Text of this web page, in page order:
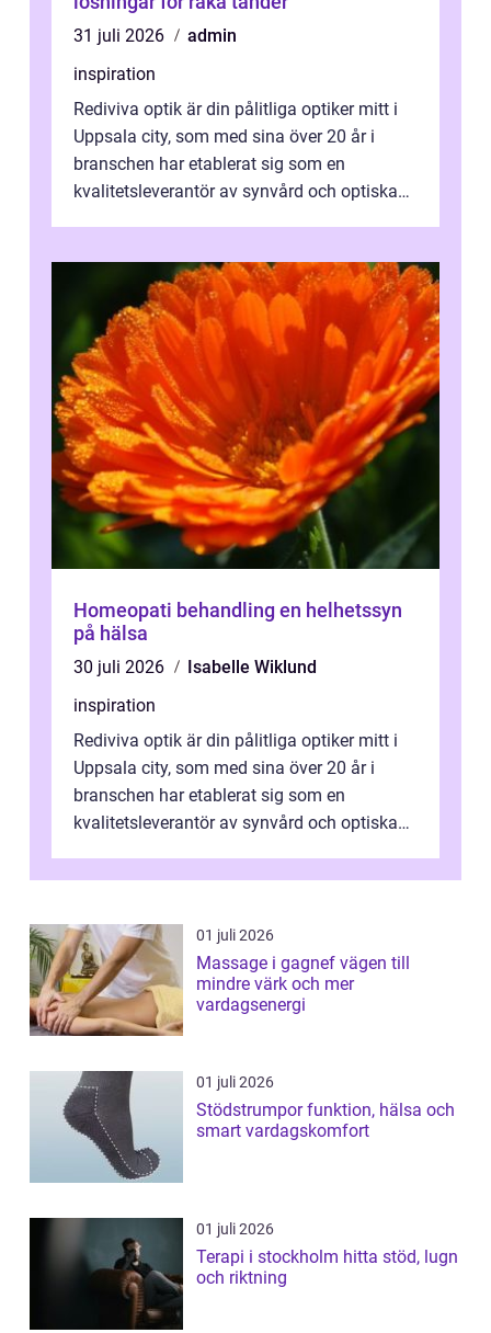
31 juli 2026
admin
inspiration
Rediviva optik är din pålitliga optiker mitt i
Uppsala city, som med sina över 20 år i
branschen har etablerat sig som en
kvalitetsleverantör av synvård och optiska
Homeopati behandling en helhetssyn
på hälsa
30 juli 2026
Isabelle Wiklund
inspiration
Rediviva optik är din pålitliga optiker mitt i
Uppsala city, som med sina över 20 år i
branschen har etablerat sig som en
kvalitetsleverantör av synvård och optiska
01 juli 2026
Massage i gagnef vägen till
mindre värk och mer
vardagsenergi
01 juli 2026
Stödstrumpor funktion, hälsa och
smart vardagskomfort
01 juli 2026
Terapi i stockholm hitta stöd, lugn
och riktning